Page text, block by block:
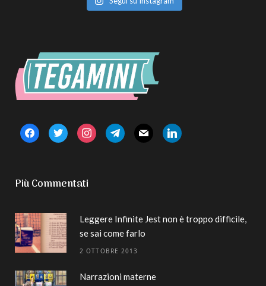
facebooktwitter instagramtelegrammail linkedin
Più Commentati
Leggere Infinite Jest non è troppo difficile,
se sai come farlo
2 OTTOBRE 2013
Narrazioni materne